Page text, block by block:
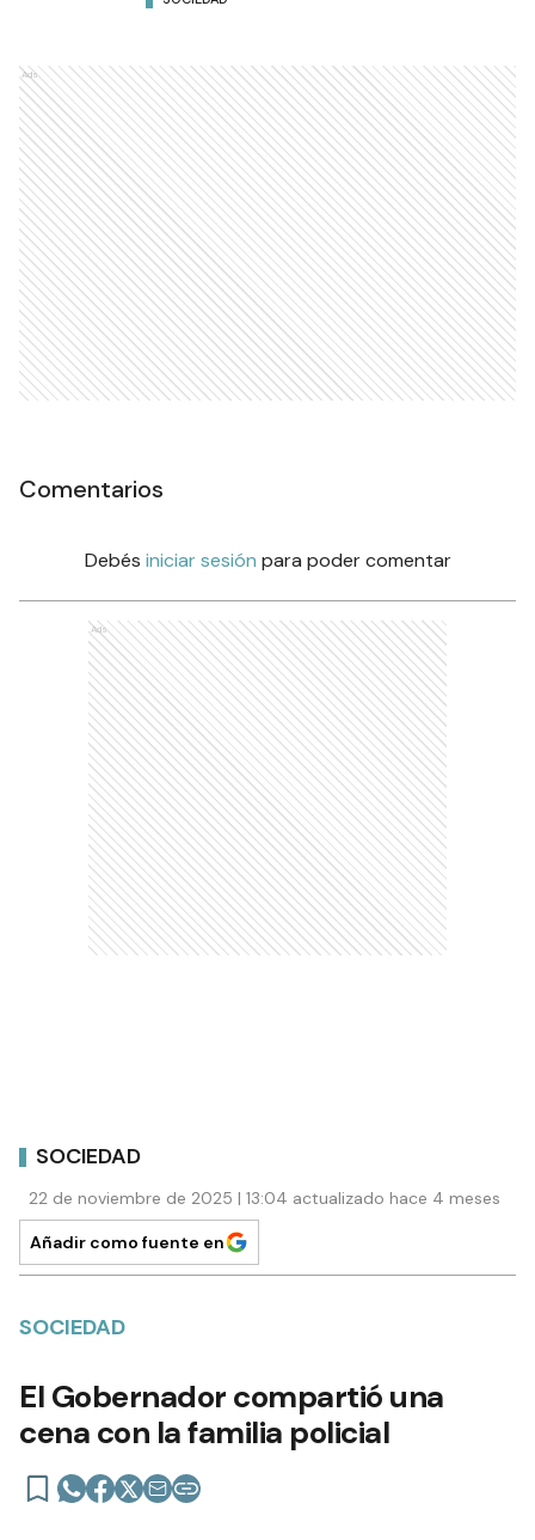
Ads
Comentarios
Debés iniciar sesión para poder comentar
Ads
SOCIEDAD
22 de noviembre de 2025 | 13:04 actualizado hace 4 meses
Añadir como fuente en
SOCIEDAD
El Gobernador compartió una
cena con la familia policial